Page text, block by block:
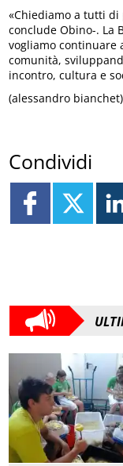
«Chiediamo a tutti
conclude Obino-. La
vogliamo continuare
comunità,
incontro, cultura e
(alessandro bianchet)
Condividi